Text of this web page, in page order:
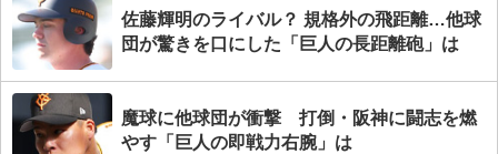
佐藤輝明のライバル？ 規格外の飛距離…他球
団が驚きを口にした「巨人の長距離砲」は
魔球に他球団が衝撃 打倒・阪神に闘志を燃
やす「巨人の即戦力右腕」は